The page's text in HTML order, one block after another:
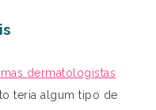
dermatologistas
teria algum tipo de